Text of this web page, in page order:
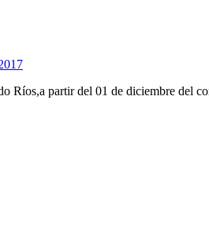
partir del 01 de diciembre del